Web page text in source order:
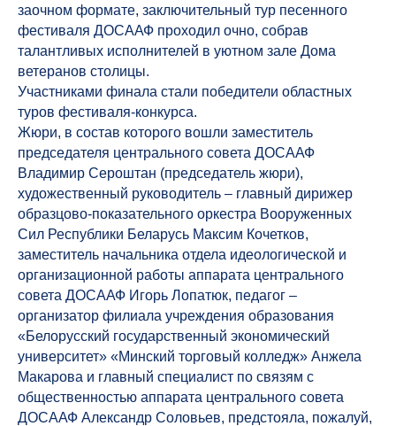
заочном формате, заключительный тур песенного
фестиваля ДОСААФ проходил очно, собрав
талантливых исполнителей в уютном зале Дома
ветеранов столицы.
Участниками финала стали победители областных
туров фестиваля-конкурса.
Жюри, в состав которого вошли заместитель
председателя центрального совета ДОСААФ
Владимир Сероштан (председатель жюри),
художественный руководитель – главный дирижер
образцово-показательного оркестра Вооруженных
Сил Республики Беларусь Максим Кочетков,
заместитель начальника отдела идеологической и
организационной работы аппарата центрального
совета ДОСААФ Игорь Лопатюк, педагог –
организатор филиала учреждения образования
«Белорусский государственный экономический
университет» «Минский торговый колледж» Анжела
Макарова и главный специалист по связям с
общественностью аппарата центрального совета
ДОСААФ Александр Соловьев, предстояла, пожалуй,